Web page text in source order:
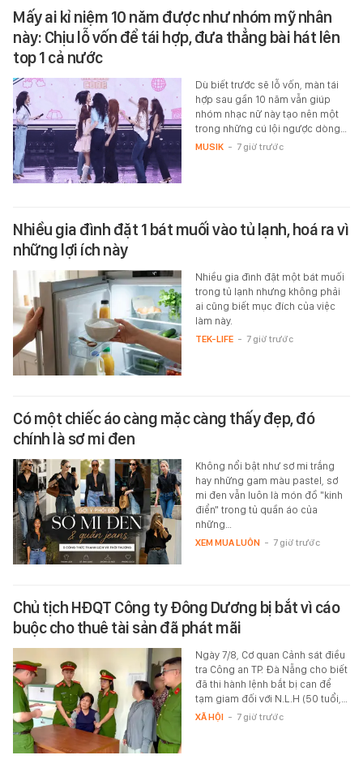
Mấy ai kỉ niệm 10 năm được như nhóm mỹ nhân
này: Chịu lỗ vốn để tái hợp, đưa thẳng bài hát lên
top 1 cả nước
Dù biết trước sẽ lỗ vốn, màn tái
hợp sau gần 10 năm vẫn giúp
nhóm nhạc nữ này tạo nên một
trong những cú lội ngược dòng…
MUSIK - 7 giờ trước
Nhiều gia đình đặt 1 bát muối vào tủ lạnh, hoá ra vì
những lợi ích này
Nhiều gia đình đặt một bát muối
trong tủ lạnh nhưng không phải
ai cũng biết mục đích của việc
làm này.
TEK-LIFE - 7 giờ trước
Có một chiếc áo càng mặc càng thấy đẹp, đó
chính là sơ mi đen
Không nổi bật như sơ mi trắng
hay những gam màu pastel, sơ
mi đen vẫn luôn là món đồ "kinh
điển" trong tủ quần áo của
những…
XEM MUA LUÔN - 7 giờ trước
Chủ tịch HĐQT Công ty Đông Dương bị bắt vì cáo
buộc cho thuê tài sản đã phát mãi
Ngày 7/8, Cơ quan Cảnh sát điều
tra Công an TP. Đà Nẵng cho biết
đã thi hành lệnh bắt bị can để
tạm giam đối với N.L.H (50 tuổi,…
XÃ HỘI - 7 giờ trước